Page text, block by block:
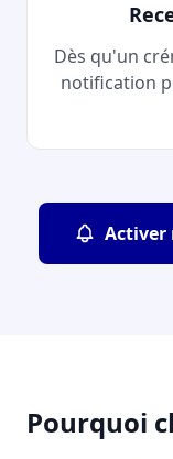
Dès qu'un
notification
Activer
Pourquoi